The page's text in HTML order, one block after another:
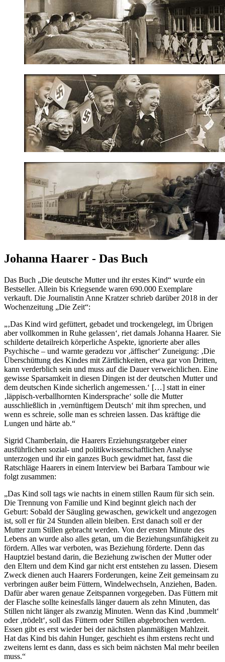
Johanna Haarer - Das Buch
Das Buch Die deutsche Mutter und ihr erstes Kind
wurde ein
Bestseller. Allein bis Kriegsende waren 690.000 Exemplare
verkauft. Die Journalistin Anne Kratzer schrieb darüber 2018 in der
Wochenzeitung
Die Zeit :
Das Kind wird gefüttert, gebadet und trockengelegt, im Übrigen
aber vollkommen in Ruhe gelassen , riet damals Johanna Haarer. Sie
schilderte detailreich körperliche Aspekte, ignorierte aber alles
Psychische – und warnte geradezu vor äffischer Zuneigung: Die
Überschüttung des Kindes mit Zärtlichkeiten, etwa gar von Dritten,
kann verderblich sein und muss auf die Dauer verweichlichen. Eine
gewisse Sparsamkeit in diesen Dingen ist der deutschen Mutter und
dem deutschen Kinde sicherlich angemessen.
[…] statt in einer
läppisch-verballhornten Kindersprache solle die Mutter
ausschließlich in vernünftigem Deutsch mit ihm sprechen, und
wenn es schreie, solle man es schreien lassen. Das kräftige die
Lungen und härte ab.
Sigrid Chamberlain, die Haarers Erziehungsratgeber einer
ausführlichen sozial- und politikwissenschaftlichen Analyse
unterzogen und ihr ein ganzes Buch gewidmet hat, fasst die
Ratschläge Haarers in einem Interview bei Barbara Tambour wie
folgt zusammen:
Das Kind soll tags wie nachts in einem stillen Raum für sich sein.
Die Trennung von Familie und Kind beginnt gleich nach der
Geburt: Sobald der Säugling gewaschen, gewickelt und angezogen
ist, soll er für 24 Stunden allein bleiben. Erst danach soll er der
Mutter zum Stillen gebracht werden. Von der ersten Minute des
Lebens an wurde also alles getan, um die Beziehungsunfähigkeit zu
fördern. Alles war verboten, was Beziehung förderte. Denn das
Hauptziel bestand darin, die Beziehung zwischen der Mutter oder
den Eltern und dem Kind gar nicht erst entstehen zu lassen. Diesem
Zweck dienen auch Haarers Forderungen, keine Zeit gemeinsam zu
verbringen außer beim Füttern, Windelwechseln, Anziehen, Baden.
Dafür aber waren genaue Zeitspannen vorgegeben. Das Füttern mit
der Flasche sollte keinesfalls länger dauern als zehn Minuten, das
Stillen nicht länger als zwanzig Minuten. Wenn das Kind bummelt
oder trödelt , soll das Füttern oder Stillen abgebrochen werden.
Essen gibt es erst wieder bei der nächsten planmäßigen Mahlzeit.
Hat das Kind bis dahin Hunger, geschieht es ihm erstens recht und
zweitens lernt es dann, dass es sich beim nächsten Mal mehr beeilen
muss.